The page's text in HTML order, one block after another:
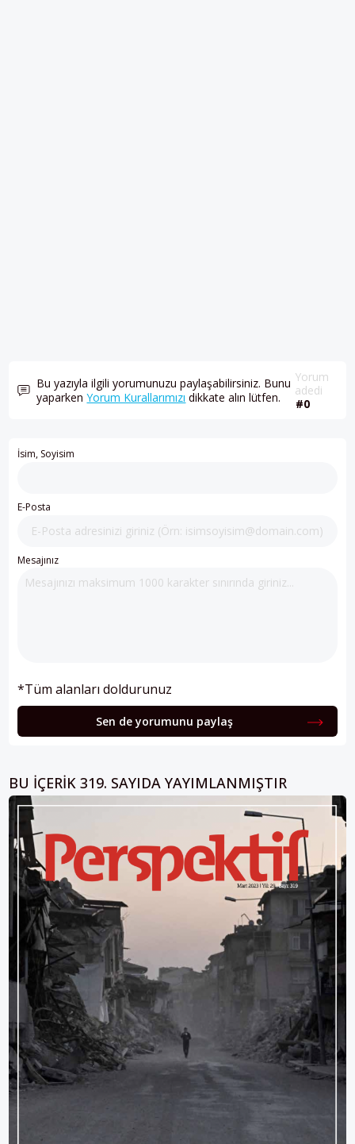
Bu yazıyla ilgili yorumunuzu paylaşabilirsiniz. Bunu
yaparkenYorum Kurallarımızı dikkate alın lütfen.
Yorum
adedi
#0
İsim, Soyisim
E-Posta
Mesajınız
*Tüm alanları doldurunuz
Sen de yorumunu paylaş
BU IÇERIK 319. SAYIDA YAYIMLANMIŞTIR